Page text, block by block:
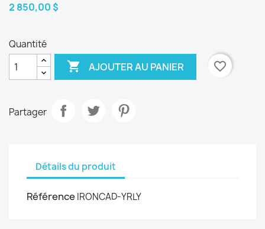
2 850,00 $
Quantité
 AJOUTER AU PANIER favorite_border
Partager
Détails du produit
Référence IRONCAD-YRLY